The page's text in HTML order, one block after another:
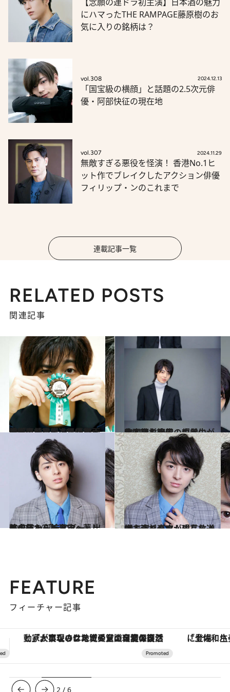
にハマったTHE RAMPAGE藤原樹のお
気に入りの銘柄は？
vol.308 2024.12.13
「国宝級の横顔」と話題の2.5次元俳
優・阿部快征の現在地
vol.307 2024.11.29
無敵すぎる悪役を怪演！ 香港No.1ヒ
ット作でブレイクしたアクション俳優
フィリップ・ンのこれまで
連載記事一覧
RELATED POSTS
関連記事
2017.12.22
映画の神に愛される21歳、高杉真宙 TAMA映画祭「最優秀新進男優賞」受賞！
カルチャー 2011.12.22
倉本聰も絶賛の中学生が映画初主演！ 超美少年・高杉真宙
カルチャー
2015.7.10
美少年から美青年へ著しく成長！ 「ライダー」出演を経た高杉真宙
カルチャー 2015.7.24
初主演ドラマが現在放送中！ ぐんぐん成長を遂げる高杉真宙
カルチャー
FEATURE
フィーチャー記事
「土佐和ハーブかき氷」がOMO7高知に登場！生姜、山椒、大葉など目にも舌にも涼を呼ぶ郷土の味 【夏限定ディナーコース】旬を
3 /6